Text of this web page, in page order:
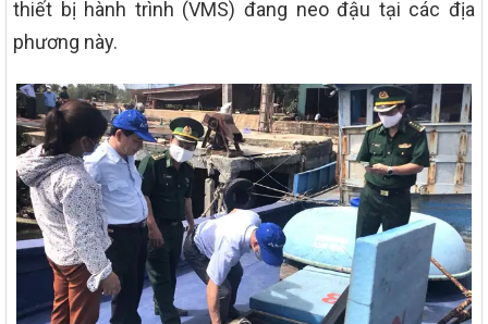
thiết bị hành trình (VMS) đang neo đậu tại các địa
phương này.